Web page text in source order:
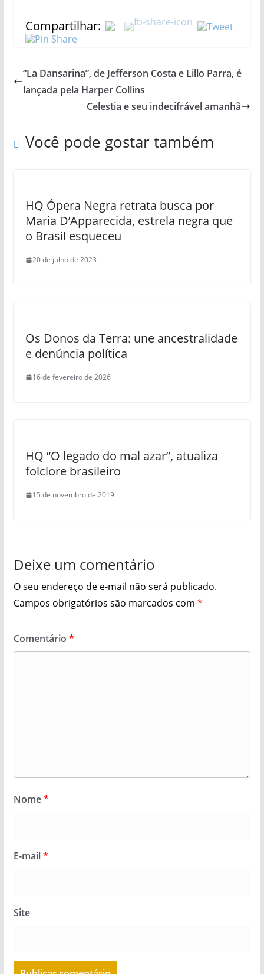
Compartilhar:
“La Dansarina”, de Jefferson Costa e Lillo Parra, é
lançada pela Harper Collins
Celestia e seu indecifrável amanhã
Você pode gostar também
HQ Ópera Negra retrata busca por
Maria D’Apparecida, estrela negra que
o Brasil esqueceu
20 de julho de 2023
Os Donos da Terra: une ancestralidade
e denúncia política
16 de fevereiro de 2026
HQ “O legado do mal azar”, atualiza
folclore brasileiro
15 de novembro de 2019
Deixe um comentário
O seu endereço de e-mail não será publicado.
Campos obrigatórios são marcados com *
Comentário *
Nome*
E-mail*
Site